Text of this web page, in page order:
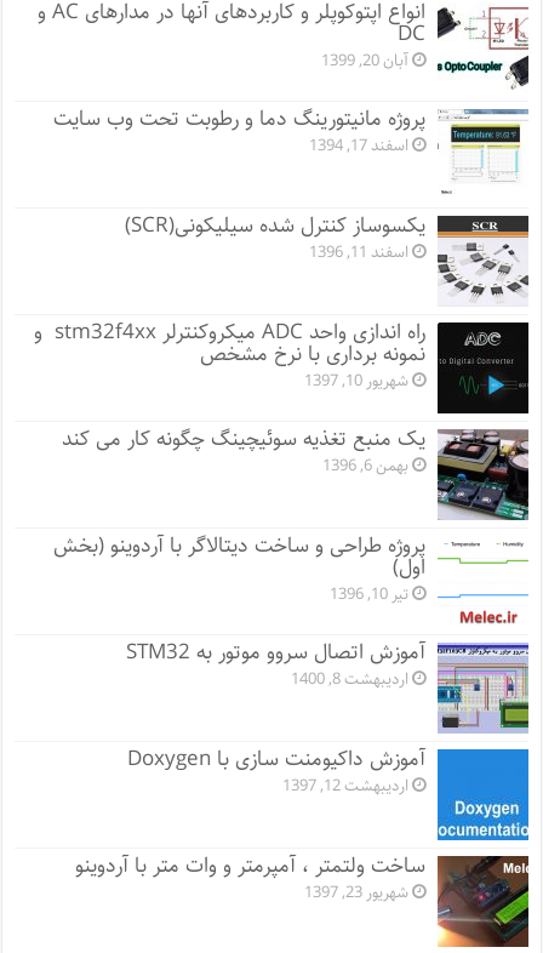
انواع اپتوکوپلر و کاربردهای آنها در مدارهای AC و
DC
آبان 20, 1399
پروژه مانيتورينگ دما و رطوبت تحت وب سایت
اسفند 17, 1394
یکسوساز کنترل شده سیلیکونی(SCR)
اسفند 11, 1396
راه اندازی واحد ADC میکروکنترلر stm32f4xx و
نمونه برداری با نرخ مشخص
شهریور 10, 1397
یک منبع تغذیه سوئیچینگ چگونه کار می کند
بهمن 6, 1396
پروژه طراحی و ساخت دیتالاگر با آردوینو (بخش
اول)
تیر 10, 1396
آموزش اتصال سروو موتور به STM32
اردیبهشت 8, 1400
آموزش داکیومنت سازی با Doxygen
اردیبهشت 12, 1397
ساخت ولتمتر ، آمپرمتر و وات متر با آردوینو
شهریور 23, 1397